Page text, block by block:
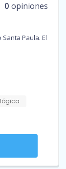
0 opiniones
Paula. El